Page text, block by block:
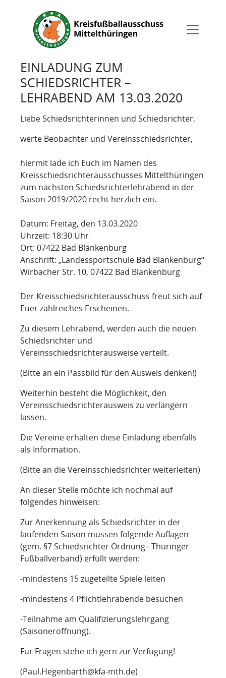
EINLADUNG ZUM
SCHIEDSRICHTER –
LEHRABEND AM 13.03.2020
Liebe Schiedsrichterinnen und Schiedsrichter,
werte Beobachter und Vereinsschiedsrichter,
hiermit lade ich Euch im Namen des
Kreisschiedsrichterausschusses Mittelthüringen
zum nächsten Schiedsrichterlehrabend in der
Saison 2019/2020 recht herzlich ein.
Datum: Freitag, den 13.03.2020
Uhrzeit: 18:30 Uhr
Ort: 07422 Bad Blankenburg
Anschrift: „Landessportschule Bad Blankenburg“
Wirbacher Str. 10, 07422 Bad Blankenburg
Der Kreisschiedsrichterausschuss freut sich auf
Euer zahlreiches Erscheinen.
Zu diesem Lehrabend, werden auch die neuen
Schiedsrichter und
Vereinsschiedsrichterausweise verteilt.
(Bitte an ein Passbild für den Ausweis denken!)
Weiterhin besteht die Möglichkeit, den
Vereinsschiedsrichterausweis zu verlängern
lassen.
Die Vereine erhalten diese Einladung ebenfalls
als Information.
(Bitte an die Vereinsschiedsrichter weiterleiten)
An dieser Stelle möchte ich nochmal auf
folgendes hinweisen:
Zur Anerkennung als Schiedsrichter in der
laufenden Saison müssen folgende Auflagen
(gem. §7 Schiedsrichter Ordnung– Thüringer
Fußballverband) erfüllt werden:
-mindestens 15 zugeteilte Spiele leiten
-mindestens 4 Pflichtlehrabende besuchen
-Teilnahme am Qualifizierungslehrgang
(Saisoneröffnung).
Für Fragen stehe ich gern zur Verfügung!
(Paul.Hegenbarth@kfa-mth.de)